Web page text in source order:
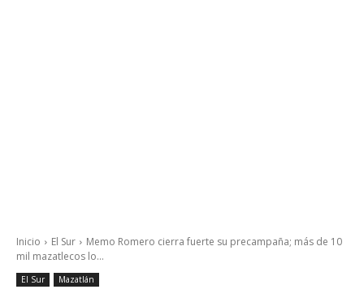
Inicio El Sur
Memo Romero cierra fuerte su precampaña; más de 10
mil mazatlecos lo...
El Sur Mazatlán